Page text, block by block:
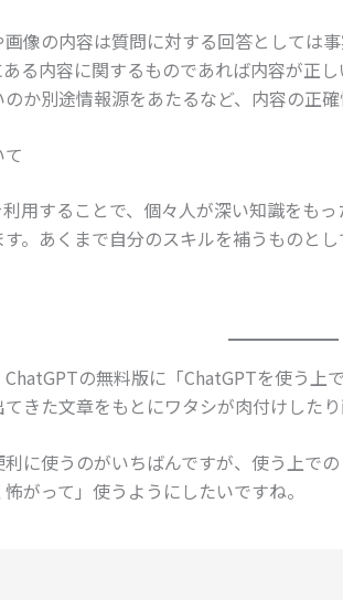
像の内容は質問に対する回答としては
る内容に関するものであれば内容が正
か別途情報源をあたるなど、内容の正
用することで、個々人が深い知識をも
。あくまで自分のスキルを補うものと
の無料版に「ChatGPTを使う上
てきた文章をもとにワタシが肉付けした
に使うのがいちばんですが、使う上で
がって」使うようにしたいですね。